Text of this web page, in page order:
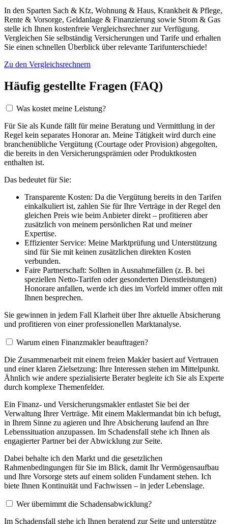
In den Sparten Sach & Kfz, Wohnung & Haus, Krankheit & Pflege,
Rente & Vorsorge, Geldanlage & Finanzierung sowie Strom & Gas
stelle ich Ihnen kostenfreie Vergleichsrechner zur Verfügung.
Vergleichen Sie selbständig Versicherungen und Tarife und erhalten
Sie einen schnellen Überblick über relevante Tarifunterschiede!
Zu den Vergleichsrechnern
Häufig gestellte Fragen (FAQ)
Was kostet meine Leistung?
Für Sie als Kunde fällt für meine Beratung und Vermittlung in der
Regel kein separates Honorar an. Meine Tätigkeit wird durch eine
branchenübliche Vergütung (Courtage oder Provision) abgegolten,
die bereits in den Versicherungsprämien oder Produktkosten
enthalten ist.
Das bedeutet für Sie:
Transparente Kosten: Da die Vergütung bereits in den Tarifen
einkalkuliert ist, zahlen Sie für Ihre Verträge in der Regel den
gleichen Preis wie beim Anbieter direkt – profitieren aber
zusätzlich von meinem persönlichen Rat und meiner
Expertise.
Effizienter Service: Meine Marktprüfung und Unterstützung
sind für Sie mit keinen zusätzlichen direkten Kosten
verbunden.
Faire Partnerschaft: Sollten in Ausnahmefällen (z. B. bei
speziellen Netto-Tarifen oder gesonderten Dienstleistungen)
Honorare anfallen, werde ich dies im Vorfeld immer offen mit
Ihnen besprechen.
Sie gewinnen in jedem Fall Klarheit über Ihre aktuelle Absicherung
und profitieren von einer professionellen Marktanalyse.
Warum einen Finanzmakler beauftragen?
Die Zusammenarbeit mit einem freien Makler basiert auf Vertrauen
und einer klaren Zielsetzung: Ihre Interessen stehen im Mittelpunkt.
Ähnlich wie andere spezialisierte Berater begleite ich Sie als Experte
durch komplexe Themenfelder.
Ein Finanz- und Versicherungsmakler entlastet Sie bei der
Verwaltung Ihrer Verträge. Mit einem Maklermandat bin ich befugt,
in Ihrem Sinne zu agieren und Ihre Absicherung laufend an Ihre
Lebenssituation anzupassen. Im Schadensfall stehe ich Ihnen als
engagierter Partner bei der Abwicklung zur Seite.
Dabei behalte ich den Markt und die gesetzlichen
Rahmenbedingungen für Sie im Blick, damit Ihr Vermögensaufbau
und Ihre Vorsorge stets auf einem soliden Fundament stehen. Ich
biete Ihnen Kontinuität und Fachwissen – in jeder Lebenslage.
Wer übernimmt die Schadensabwicklung?
Im Schadensfall stehe ich Ihnen beratend zur Seite und unterstütze